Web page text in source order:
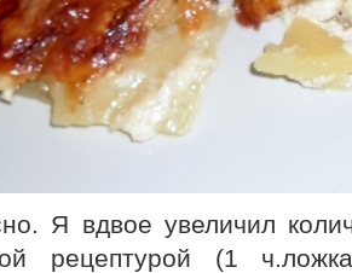
Я вдвое увеличил
рецептурой (1